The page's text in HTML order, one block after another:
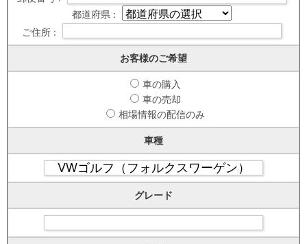
都道府県 :
ご住所 :
お客様のご希望
車の購入
車の売却
相場情報の配信のみ
車種
グレード